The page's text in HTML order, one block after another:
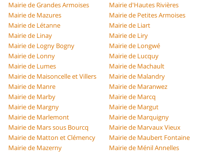
Mairie de Grandes Armoises
Mairie d'Hautes Rivières
Mairie de Mazures
Mairie de Petites Armoises
Mairie de Létanne
Mairie de Liart
Mairie de Linay
Mairie de Liry
Mairie de Logny Bogny
Mairie de Longwé
Mairie de Lonny
Mairie de Lucquy
Mairie de Lumes
Mairie de Machault
Mairie de Maisoncelle et Villers
Mairie de Malandry
Mairie de Manre
Mairie de Maranwez
Mairie de Marby
Mairie de Marcq
Mairie de Margny
Mairie de Margut
Mairie de Marlemont
Mairie de Marquigny
Mairie de Mars sous Bourcq
Mairie de Marvaux Vieux
Mairie de Matton et Clémency
Mairie de Maubert Fontaine
Mairie de Mazerny
Mairie de Ménil Annelles